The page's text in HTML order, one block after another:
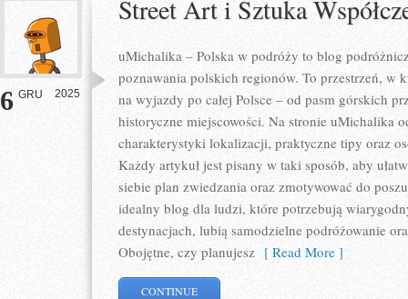
6 GRU 2025
Street Art i Sztuka
uMichalika – Polska w podróży to blog
poznawania polskich regionów. To przestrzeń, w
na wyjazdy po całej Polsce – od pasm górskich
historyczne miejscowości. Na stronie uMichalika
charakterystyki lokalizacji, praktyczne tipy oraz
Każdy artykuł jest pisany w taki sposób, aby
siebie plan zwiedzania oraz zmotywować do
idealny blog dla ludzi, które potrzebują
destynacjach, lubią samodzielne podróżowanie
Obojętne, czy planujesz [ Read More ]
CONTINUE